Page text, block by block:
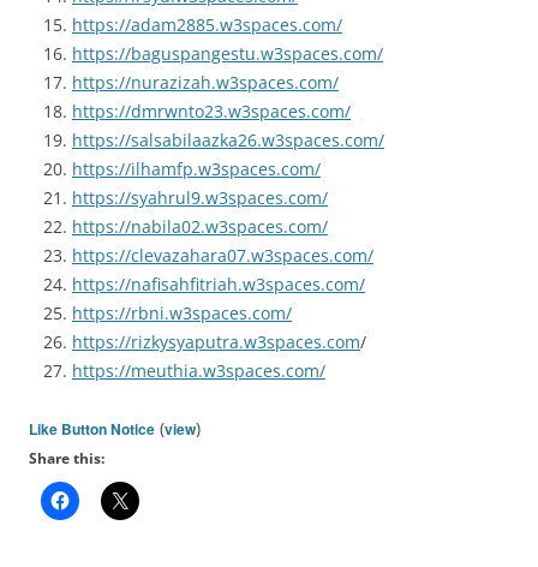
https://adam2885.w3spaces.com/
https://baguspangestu.w3spaces.com/
https://nurazizah.w3spaces.com/
https://dmrwnto23.w3spaces.com/
https://salsabilaazka26.w3spaces.com/
https://ilhamfp.w3spaces.com/
https://syahrul9.w3spaces.com/
https://nabila02.w3spaces.com/
https://clevazahara07.w3spaces.com/
https://nafisahfitriah.w3spaces.com/
https://rbni.w3spaces.com/
https://rizkysyaputra.w3spaces.com/
https://meuthia.w3spaces.com/
Like Button Notice (view)
Share this: